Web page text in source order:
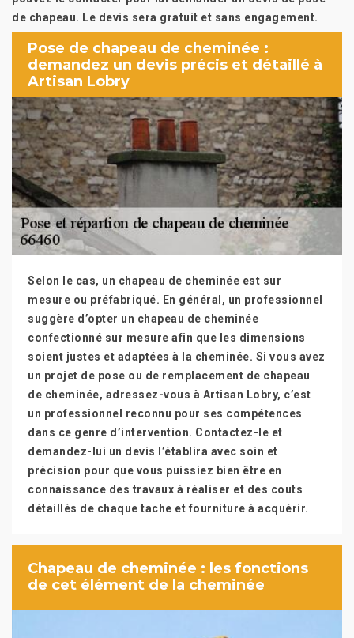
de chapeau. Le devis sera gratuit et sans engagement.
Pose de chapeau de cheminée :
demandez un devis précis et détaillé à
Artisan Lobry
Selon le cas, un chapeau de cheminée est sur
mesure ou préfabriqué. En général, un professionnel
suggère d’opter un chapeau de cheminée
confectionné sur mesure afin que les dimensions
soient justes et adaptées à la cheminée. Si vous avez
un projet de pose ou de remplacement de chapeau
de cheminée, adressez-vous à Artisan Lobry, c’est
un professionnel reconnu pour ses compétences
dans ce genre d’intervention. Contactez-le et
demandez-lui un devis l’établira avec soin et
précision pour que vous puissiez bien être en
connaissance des travaux à réaliser et des couts
détaillés de chaque tache et fourniture à acquérir.
Chapeau de cheminée : les fonctions
de cet élément de la cheminée